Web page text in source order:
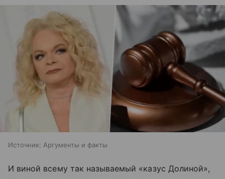
Источник: Аргументы и факты
И виной всему так называемый «казус Долиной»,